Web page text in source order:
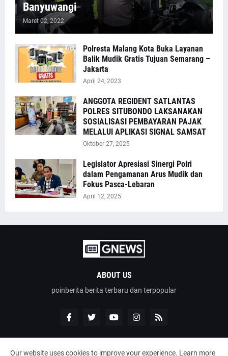
Banyuwangi
Maret 02, 2022
Polresta Malang Kota Buka Layanan
Balik Mudik Gratis Tujuan Semarang –
Jakarta
April 24, 2023
ANGGOTA REGIDENT SATLANTAS
POLRES SITUBONDO LAKSANAKAN
SOSIALISASI PEMBAYARAN PAJAK
MELALUI APLIKASI SIGNAL SAMSAT
Oktober 27, 2025
Legislator Apresiasi Sinergi Polri
dalam Pengamanan Arus Mudik dan
Fokus Pasca-Lebaran
April 12, 2025
ABOUT US
poinberita berita terbaru dan terpopular
Our website uses cookies to improve your experience. Learn more